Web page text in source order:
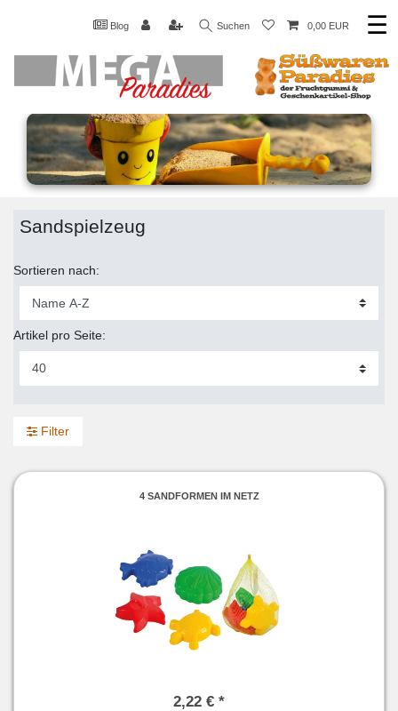
Blog Suchen 0,00 EUR ☰
Sandspielzeug
Sortieren nach:
Artikel pro Seite:
Filter
4 SANDFORMEN IM NETZ
2,22 € *